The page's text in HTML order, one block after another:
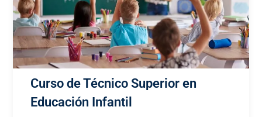
Curso de Técnico Superior en
Educación Infantil